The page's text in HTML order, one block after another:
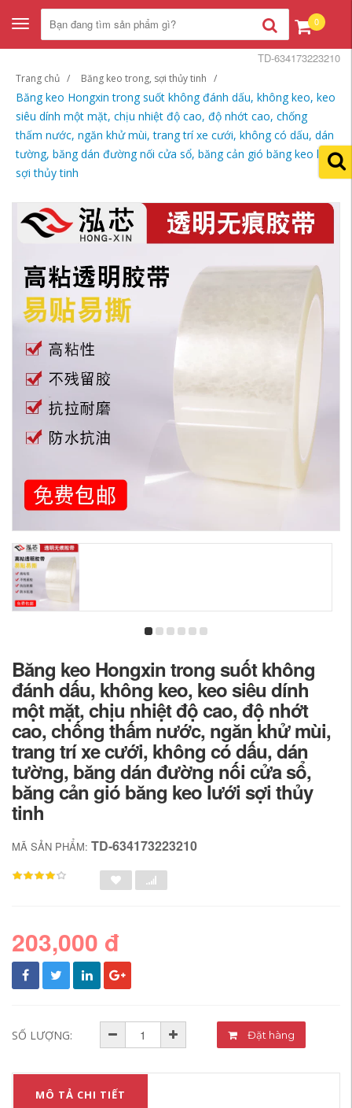
Toggle
navigation
0
Trang chủ Băng keo trong, sợi thủy tinh
Băng keo Hongxin trong suốt không đánh dấu, không keo, keo
siêu dính một mặt, chịu nhiệt độ cao, độ nhớt cao, chống
thấm nước, ngăn khử mùi, trang trí xe cưới, không có dấu, dán
tường, băng dán đường nối cửa sổ, băng cản gió băng keo lưới
sợi thủy tinh
TD-634173223210
Băng keo Hongxin trong suốt không
đánh dấu, không keo, keo siêu dính
một mặt, chịu nhiệt độ cao, độ nhớt
cao, chống thấm nước, ngăn khử mùi,
trang trí xe cưới, không có dấu, dán
tường, băng dán đường nối cửa sổ,
băng cản gió băng keo lưới sợi thủy
tinh
MÃ SẢN PHẨM: TD-634173223210
203,000 đ
SỐ LƯỢNG: Đặt hàng
MÔ TẢ CHI TIẾT